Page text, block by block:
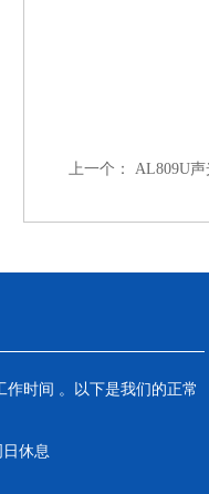
上一个： AL809U
时间 。以下是我们的正常
休息